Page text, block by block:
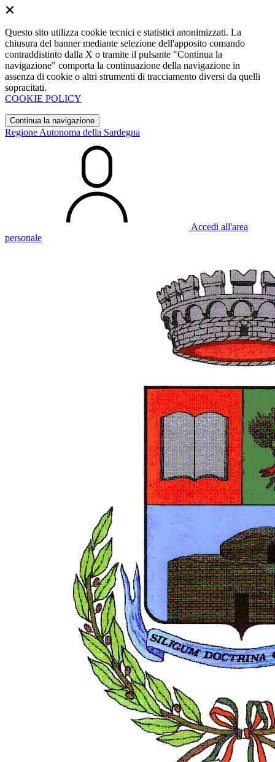
Questo sito utilizza cookie tecnici e statistici anonimizzati. La
chiusura del banner mediante selezione dell'apposito comando
contraddistinto dalla X o tramite il pulsante "Continua la
navigazione" comporta la continuazione della navigazione in
assenza di cookie o altri strumenti di tracciamento diversi da quelli
sopracitati.
COOKIE POLICY
Continua la navigazione
Regione Autonoma della Sardegna
Accedi all'area
personale